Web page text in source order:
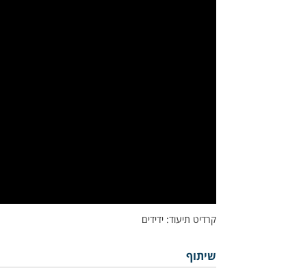
קרדיט תיעוד: ידידים
שיתוף